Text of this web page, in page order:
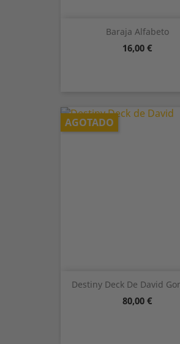
Baraja Alfabeto
Precio
16,00 €
Destiny Deck De David
Precio
80,00 €
AGOTADO